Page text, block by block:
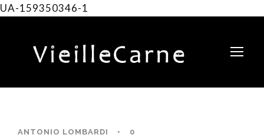
UA-159350346-1
ANTONIO LOMBARDI • 0